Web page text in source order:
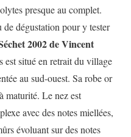
presque au complet.
de dégustation pour y tester
2002 de Vincent
est situé en retrait du village
au sud-ouest. Sa robe or
maturité. Le nez est
avec des notes miellées,
évoluant sur des notes